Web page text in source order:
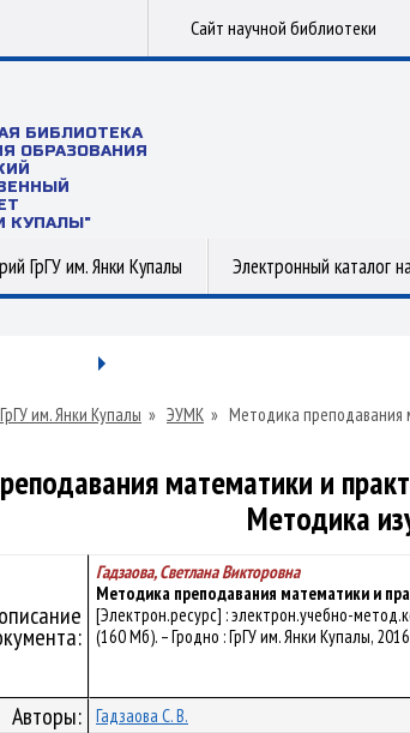
Сайт научной библиотеки
БИБЛИОТЕКА
ОБРАЗОВАНИЯ
КУПАЛЫ"
ГрГУ им. Янки Купалы Электронный каталог
им. Янки Купалы » ЭУМК » Методика преподавания
математики и
Методика
Гадзаова, Светлана Викторовна
Методика преподавания математики и
[Электрон.ресурс] : электрон.учебно-
(160 Мб). – Гродно : ГрГУ им. Янки Купалы,
Авторы: Гадзаова С. В.